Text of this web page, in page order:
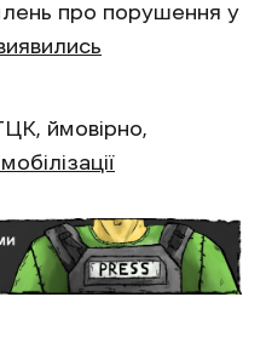
про порушення у
ймовірно,